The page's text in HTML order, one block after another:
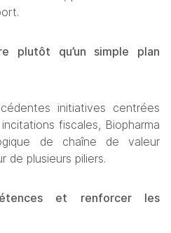
plutôt qu’un simple plan
initiatives centrées
fiscales, Biopharma
de chaîne de valeur
de plusieurs piliers.
et renforcer les